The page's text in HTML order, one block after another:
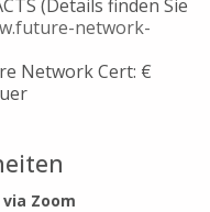
(Details finden Sie
network-
Network Cert: €
via Zoom